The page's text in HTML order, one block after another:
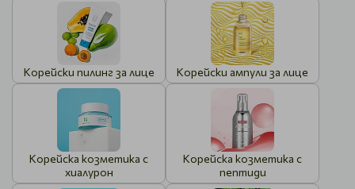
Корейски пилинг за лице Корейски ампули за лице
Корейска козметика с
хиалурон
Корейска козметика с
пептиди